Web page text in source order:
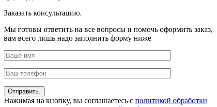
Заказать консультацию.
Мы готовы ответить на все вопросы и помочь оформить заказ,
вам всего лишь надо заполнить форму ниже
Нажимая на кнопку, вы соглашаетесь с политикой обработки